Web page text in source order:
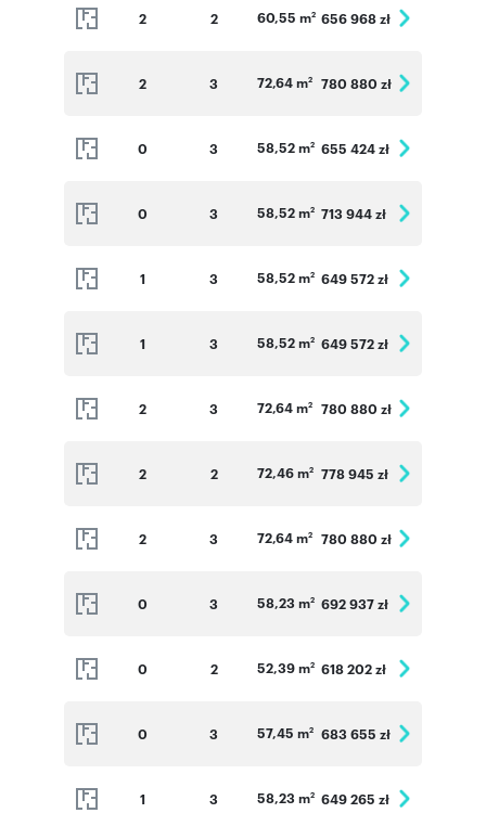
2 2 60,55 m2 656 968 zł
2 3 72,64 m2 780 880 zł
0 3 58,52 m2 655 424 zł
0 3 58,52 m2 713 944 zł
1 3 58,52 m2 649 572 zł
1 3 58,52 m2 649 572 zł
2 3 72,64 m2 780 880 zł
2 2 72,46 m2 778 945 zł
2 3 72,64 m2 780 880 zł
0 3 58,23 m2 692 937 zł
0 2 52,39 m2 618 202 zł
0 3 57,45 m2 683 655 zł
1 3 58,23 m2 649 265 zł